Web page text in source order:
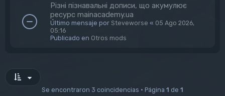
Різні пізнавальні дописи, що акумулює
ресурс mainacademy.ua
Último mensaje por Steveworse « 05 Ago 2026,
05:16
Publicado en Otros mods
Se encontraron 3 coincidencias • Página 1 de 1